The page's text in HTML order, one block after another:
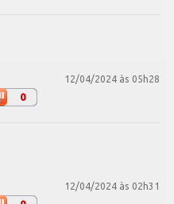
12/04/2024 às 05h28
0
12/04/2024 às 02h31